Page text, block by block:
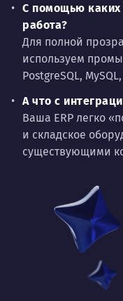
С помощью каких
работа?
Для полной
используем
PostgreSQL, MySQL,
А что с
Ваша ERP легко
и складское
существующими